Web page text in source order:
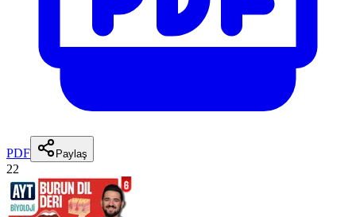
PDF Paylaş
22